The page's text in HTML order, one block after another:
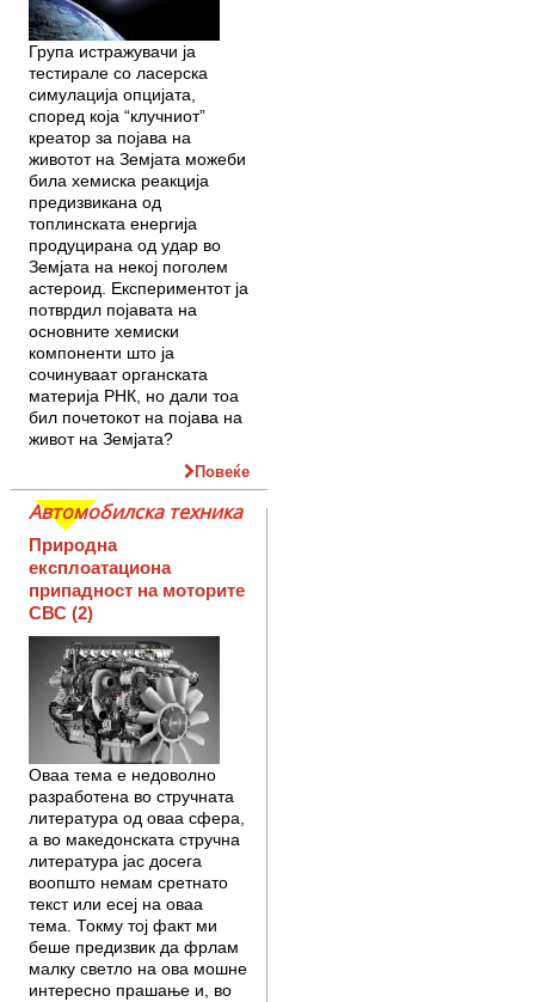
Група истражувачи ја
тестирале со ласерска
симулација опцијата,
според која “клучниот”
креатор за појава на
животот на Земјата можеби
била хемиска реакција
предизвикана од
топлинската енергија
продуцирана од удар во
Земјата на некој поголем
астероид. Експериментот ја
потврдил појавата на
основните хемиски
компоненти што ја
сочинуваат органската
материја РНК, но дали тоа
бил почетокот на појава на
живот на Земјата?
Повеќе
Автомобилска техника
Природна
експлоатациона
припадност на моторите
СВС (2)
Оваа тема е недоволно
разработена во стручната
литература од оваа сфера,
а во македонската стручна
литература јас досега
воопшто немам сретнато
текст или есеј на оваа
тема. Токму тој факт ми
беше пре­дизвик да фрлам
малку светло на ова мошне
интересно прашање и, во